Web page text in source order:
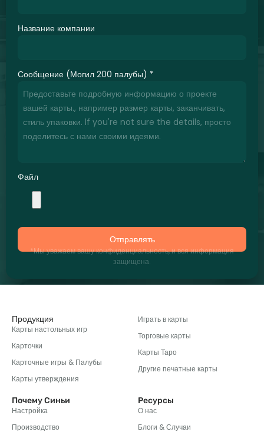
Название компании
Сообщение (Могил 200 палубы) *
Файл
Отправлять
*Мы уважаем вашу конфиденциальность, и вся информация
защищена.
Продукция
Карты настольных игр
Карточки
Карточные игры & Палубы
Карты утверждения
Играть в карты
Торговые карты
Карты Таро
Другие печатные карты
Почему Синьи
Настройка
Производство
Ресурсы
О нас
Блоги & Случаи